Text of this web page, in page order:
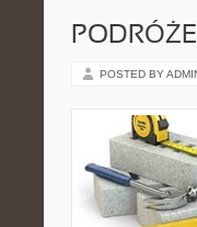
POSTED BY